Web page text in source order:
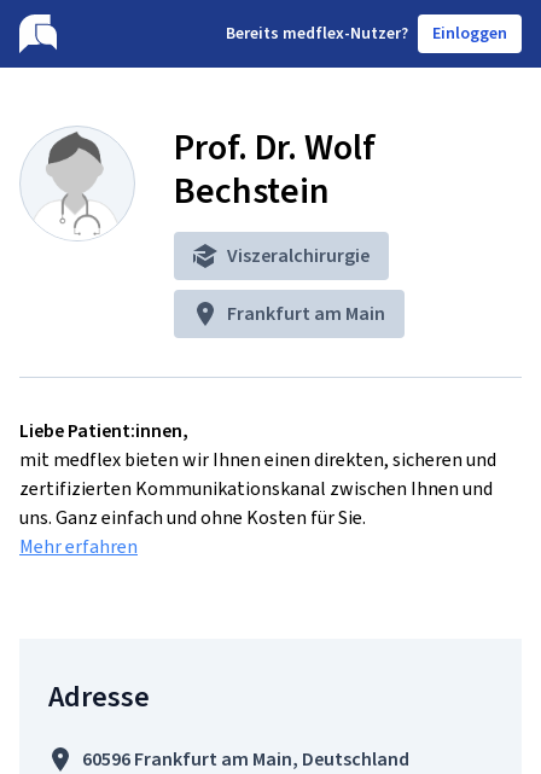
Bereits medflex-Nutzer? Einloggen
Prof. Dr. Wolf
Bechstein
Viszeralchirurgie
Frankfurt am Main
Liebe Patient:innen,
mit medflex bieten wir Ihnen einen direkten, sicheren und
zertifizierten Kommunikationskanal zwischen Ihnen und
uns. Ganz einfach und ohne Kosten für Sie.
Mehr erfahren
Adresse
60596 Frankfurt am Main, Deutschland